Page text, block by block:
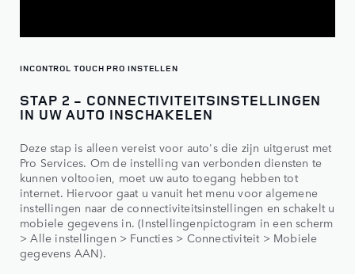
INCONTROL TOUCH PRO INSTELLEN
STAP 2 - CONNECTIVITEITSINSTELLINGEN
IN UW AUTO INSCHAKELEN
Deze stap is alleen vereist voor auto's die zijn uitgerust met
Pro Services. Om de instelling van verbonden diensten te
kunnen voltooien, moet uw auto toegang hebben tot
internet. Hiervoor gaat u vanuit het menu voor algemene
instellingen naar de connectiviteitsinstellingen en schakelt u
mobiele gegevens in. (Instellingenpictogram in een scherm
> Alle instellingen > Functies > Connectiviteit > Mobiele
gegevens AAN).